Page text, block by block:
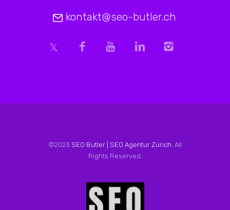
kontakt@seo-butler.ch
©2023 SEO Butler | SEO Agentur Zürich. All
Rights Reserved.